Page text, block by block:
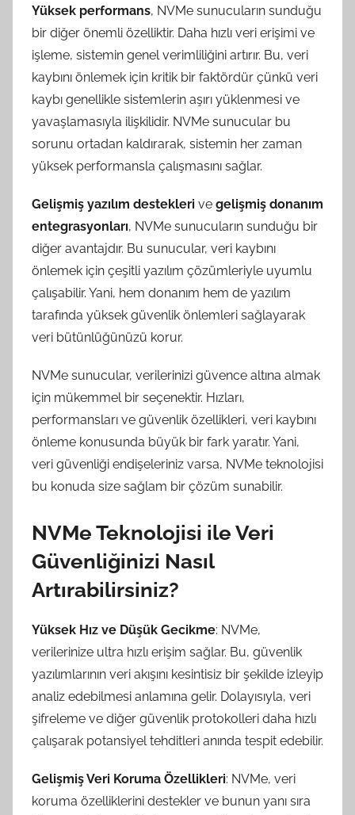
Yüksek performans, NVMe sunucuların sunduğu
bir diğer önemli özelliktir. Daha hızlı veri erişimi ve
işleme, sistemin genel verimliliğini artırır. Bu, veri
kaybını önlemek için kritik bir faktördür çünkü veri
kaybı genellikle sistemlerin aşırı yüklenmesi ve
yavaşlamasıyla ilişkilidir. NVMe sunucular bu
sorunu ortadan kaldırarak, sistemin her zaman
yüksek performansla çalışmasını sağlar.
Gelişmiş yazılım destekleri ve gelişmiş donanım
entegrasyonları, NVMe sunucuların sunduğu bir
diğer avantajdır. Bu sunucular, veri kaybını
önlemek için çeşitli yazılım çözümleriyle uyumlu
çalışabilir. Yani, hem donanım hem de yazılım
tarafında yüksek güvenlik önlemleri sağlayarak
veri bütünlüğünüzü korur.
NVMe sunucular, verilerinizi güvence altına almak
için mükemmel bir seçenektir. Hızları,
performansları ve güvenlik özellikleri, veri kaybını
önleme konusunda büyük bir fark yaratır. Yani,
veri güvenliği endişeleriniz varsa, NVMe teknolojisi
bu konuda size sağlam bir çözüm sunabilir.
NVMe Teknolojisi ile Veri
Güvenliğinizi Nasıl
Artırabilirsiniz?
Yüksek Hız ve Düşük Gecikme: NVMe,
verilerinize ultra hızlı erişim sağlar. Bu, güvenlik
yazılımlarının veri akışını kesintisiz bir şekilde izleyip
analiz edebilmesi anlamına gelir. Dolayısıyla, veri
şifreleme ve diğer güvenlik protokolleri daha hızlı
çalışarak potansiyel tehditleri anında tespit edebilir.
Gelişmiş Veri Koruma Özellikleri: NVMe, veri
koruma özelliklerini destekler ve bunun yanı sıra